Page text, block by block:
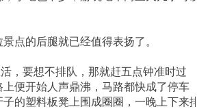
点的后腿就已经值得表扬了。
，要想不排队，那就赶五点钟准时过
便开始人声鼎沸，马路都快成了停车
的塑料板凳上围成圈圈，一晚上下来